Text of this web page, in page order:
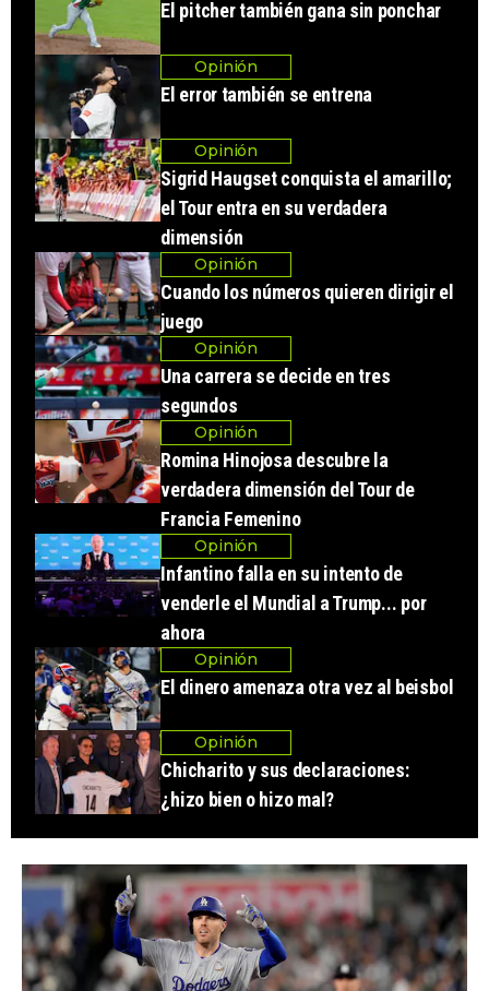
El pitcher también gana sin ponchar
Opinión
El error también se entrena
Opinión
Sigrid Haugset conquista el amarillo;
el Tour entra en su verdadera
dimensión
Opinión
Cuando los números quieren dirigir el
juego
Opinión
Una carrera se decide en tres
segundos
Opinión
Romina Hinojosa descubre la
verdadera dimensión del Tour de
Francia Femenino
Opinión
Infantino falla en su intento de
venderle el Mundial a Trump... por
ahora
Opinión
El dinero amenaza otra vez al beisbol
Opinión
Chicharito y sus declaraciones:
¿hizo bien o hizo mal?